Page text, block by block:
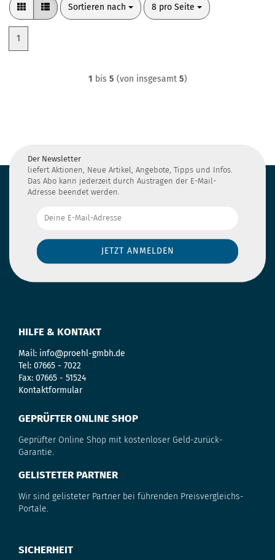
Sortieren nach
Sortieren nach 8 pro Seite
pro Seite
1
1 bis 5 (von insgesamt 5)
Der Newsletter
liefert Aktionen, Neue Artikel, Angebote, Tipps und Infos.
Das Abo kann jederzeit durch Austragen der E-Mail-
Adresse beendet werden.
HILFE & KONTAKT
Mail: info@proehl-gmbh.de
Tel: 07665 - 7022
Fax: 07665 - 51524
Kontaktformular
GEPRÜFTER ONLINE SHOP
Geprüfter Online Shop mit kostenloser Geld-zurück-
Garantie.
GELISTETER PARTNER
Wir sind gelisteter Partner bei führenden Preisvergleichs-
Portale.
SICHERHEIT